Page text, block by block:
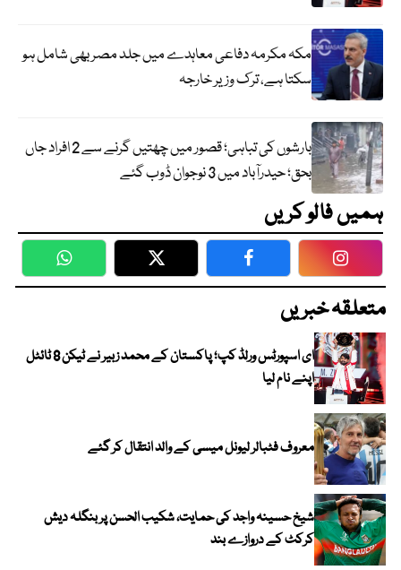
مکہ مکرمہ دفاعی معاہدے میں جلد مصر بھی شامل ہو
سکتا ہے، ترک وزیر خارجہ
بارشوں کی تباہی؛ قصور میں چھتیں گرنے سے 2 افراد جاں
بحق؛ حیدرآباد میں 3 نوجوان ڈوب گئے
ہمیں فالو کریں
WhatsApp Twitter Facebook
متعلقہ خبریں
ای اسپورٹس ورلڈ کپ؛ پاکستان کے محمد زبیر نے ٹیکن 8 ٹائٹل
اپنے نام لیا
معروف فٹبالر لیونل میسی کے والد انتقال کر گئے
شیخ حسینہ واجد کی حمایت، شکیب الحسن پر بنگلہ دیش
کرکٹ کے دروازے بند